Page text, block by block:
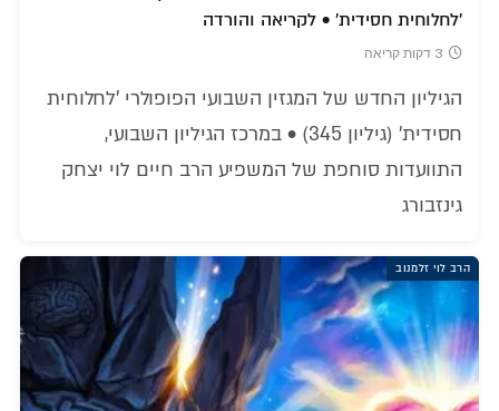
'לחלוחית חסידית' • לקריאה והורדה
3 דקות קריאה
הגיליון החדש של המגזין השבועי הפופולרי 'לחלוחית
חסידית' (גיליון 345) • במרכז הגיליון השבועי,
התוועדות סוחפת של המשפיע הרב חיים לוי יצחק
גינזבורג
הרב לוי זלמנוב